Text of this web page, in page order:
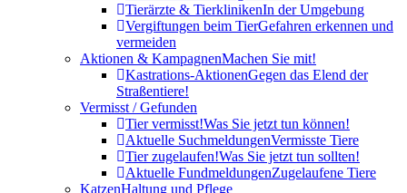
Tierärzte & TierklinikenIn der Umgebung
Vergiftungen beim TierGefahren erkennen und
vermeiden
Aktionen & KampagnenMachen Sie mit!
Kastrations-AktionenGegen das Elend der
Straßentiere!
Vermisst / Gefunden
Tier vermisst!Was Sie jetzt tun können!
Aktuelle SuchmeldungenVermisste Tiere
Tier zugelaufen!Was Sie jetzt tun sollten!
Aktuelle FundmeldungenZugelaufene Tiere
KatzenHaltung und Pflege